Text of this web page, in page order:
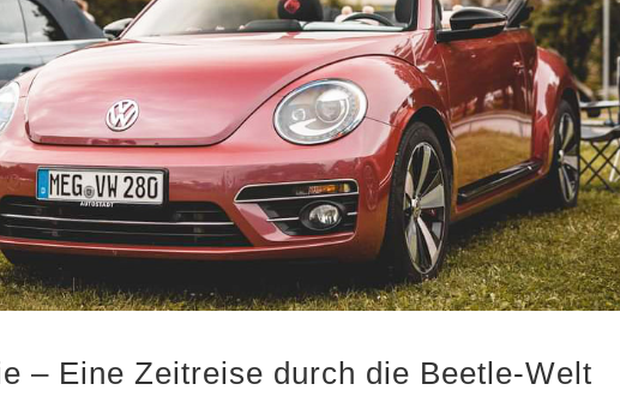
– Eine Zeitreise durch die Beetle-Welt